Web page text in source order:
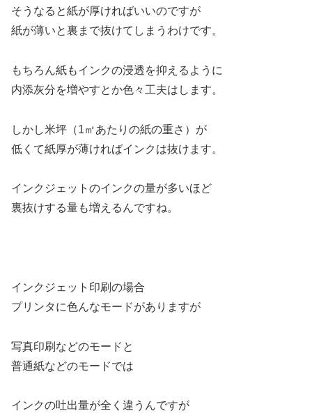
そうなると紙が厚ければいいのですが
紙が薄いと裏まで抜けてしまうわけです。
もちろん紙もインクの浸透を抑えるように
内添灰分を増やすとか色々工夫はします。
しかし米坪（1㎡あたりの紙の重さ）が
低くて紙厚が薄ければインクは抜けます。
インクジェットのインクの量が多いほど
裏抜けする量も増えるんですね。
インクジェット印刷の場合
プリンタに色んなモードがありますが
写真印刷などのモードと
普通紙などのモードでは
インクの吐出量が全く違うんですが